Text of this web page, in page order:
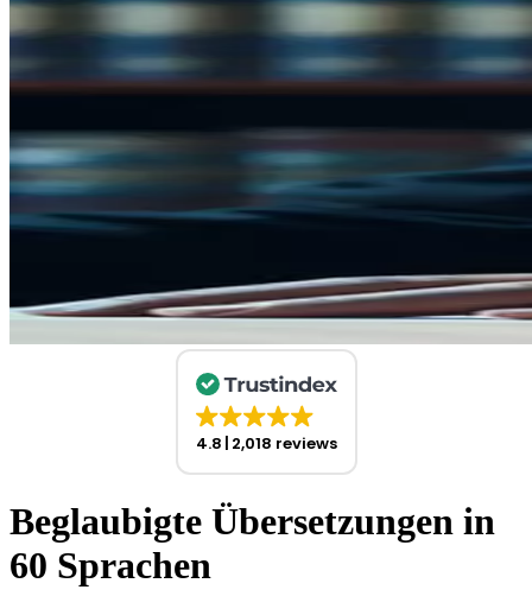
4.8 2,018 reviews
Beglaubigte Übersetzungen in
60 Sprachen